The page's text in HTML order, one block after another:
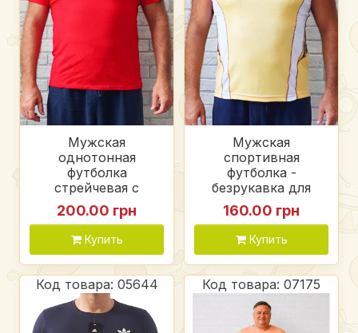
Мужская
однотонная
футболка
стрейчевая с
накатом (цвет
красный, черный,
синий, темно-
синий), вискоза
хорошего качества
200.00 грн
Купить
Мужская
спортивная
футболка -
безрукавка для
тренировок накат
adidas, трикотаж
160.00 грн
Купить
Код товара: 05644 Код товара: 07175